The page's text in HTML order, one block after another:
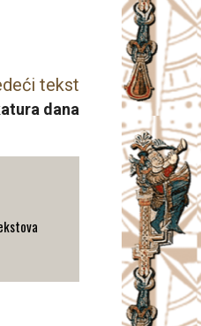
tekst
dana